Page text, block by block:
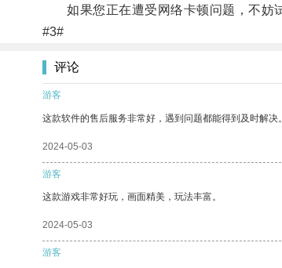
如果您正在遭受网络卡顿问题，不妨试
#3#
评论
游客
这款软件的售后服务非常好，遇到问题都能得到及时解决。
2024-05-03
游客
这款游戏非常好玩，画面精美，玩法丰富。
2024-05-03
游客